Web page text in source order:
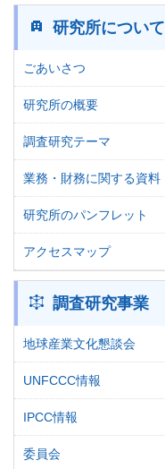
研究所について
ごあいさつ
研究所の概要
調査研究テーマ
業務・財務に関する資料
研究所のパンフレット
アクセスマップ
調査研究事業
地球産業文化懇談会
UNFCCC情報
IPCC情報
委員会